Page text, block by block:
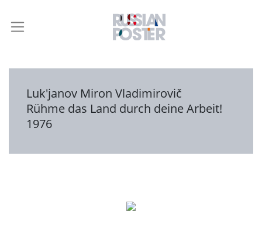
Luk'janov Miron Vladimirovič
Rühme das Land durch deine Arbeit!
1976